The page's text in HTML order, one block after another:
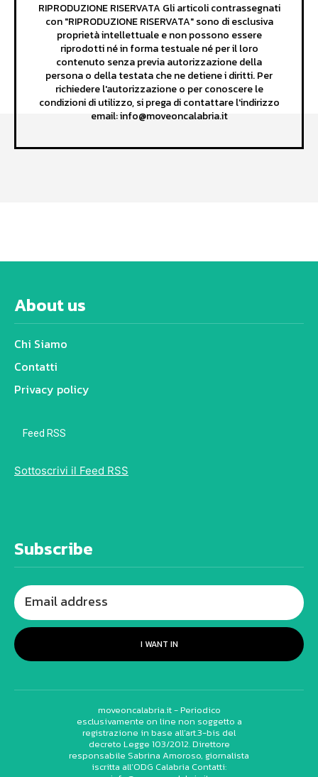
RIPRODUZIONE RISERVATA Gli articoli contrassegnati
con "RIPRODUZIONE RISERVATA" sono di esclusiva
proprietà intellettuale e non possono essere
riprodotti né in forma testuale né per il loro
contenuto senza previa autorizzazione della
persona o della testata che ne detiene i diritti. Per
richiedere l'autorizzazione o per conoscere le
condizioni di utilizzo, si prega di contattare l'indirizzo
email: info@moveoncalabria.it
About us
Chi Siamo
Contatti
Privacy policy
Feed RSS
Sottoscrivi il Feed RSS
Subscribe
I WANT IN
moveoncalabria.it - Periodico
esclusivamente on line non soggetto a
registrazione in base all’art.3-bis del
decreto Legge 103/2012. Direttore
responsabile Sabrina Amoroso, giornalista
iscritta all’ODG Calabria Contatti: